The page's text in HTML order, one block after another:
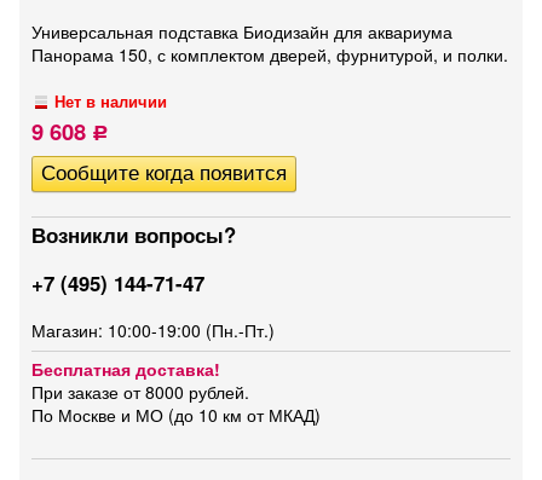
Универсальная подставка Биодизайн для аквариума
Панорама 150, с комплектом дверей, фурнитурой, и полки.
Нет в наличии
9 608 Р
Возникли вопросы?
+7 (495) 144-71-47
Магазин: 10:00-19:00 (Пн.-Пт.)
Бесплатная доставка!
При заказе от 8000 рублей.
По Москве и МО (до 10 км от МКАД)